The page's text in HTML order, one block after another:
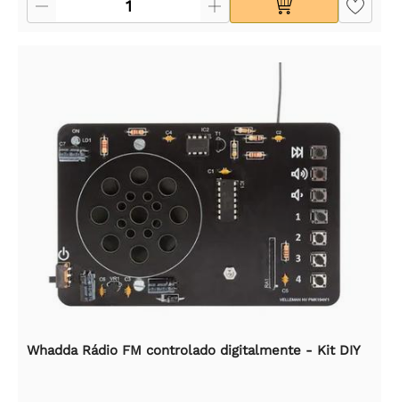
Whadda Rádio FM controlado digitalmente - Kit DIY